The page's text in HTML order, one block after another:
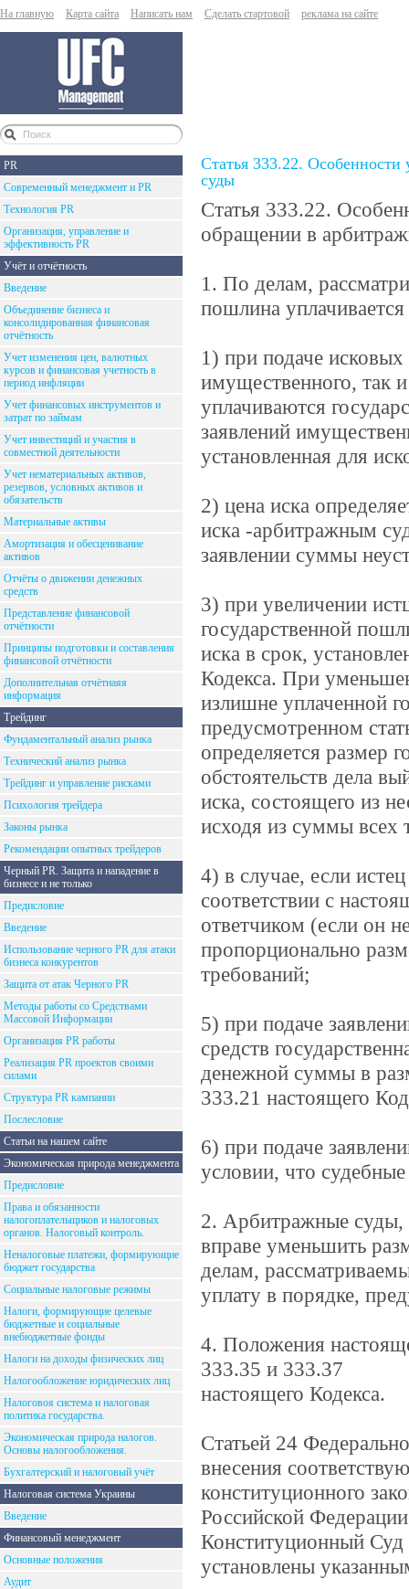
На главную Карта сайта Написать нам Сделать стартовой реклама на сайте
PR
Современный менеджмент и PR
Технология PR
Организация, управление и
эффективность PR
Учёт и отчётность
Введение
Объединение бизнеса и
консолидированная финансовая
отчётность
Учет изменения цен, валютных
курсов и финансовая учетность в
период инфляции
Учет финансовых инструментов и
затрат по займам
Учет инвестиций и участия в
совместной деятельности
Учет нематериальных активов,
резервов, условных активов и
обязательств
Материальные активы
Амортизация и обесценивание
активов
Отчёты о движении денежных
средств
Представление финансовой
отчётности
Принципы подготовки и составления
финансовой отчётности
Дополнительная отчётнаяя
информация
Трейдинг
Фундаментальный анализ рынка
Технический анализ рынка
Трейдинг и управление рисками
Психология трейдера
Законы рынка
Рекомендации опытных трейдеров
Черный PR. Защита и нападение в
бизнесе и не только
Предисловие
Введение
Использование черного PR для атаки
бизнеса конкурентов
Защита от атак Черного PR
Методы работы со Средствами
Массовой Информации
Организация PR работы
Реализация PR проектов своими
силами
Структура PR кампании
Послесловие
Статьи на нашем сайте
Экономическая природа менеджмента
Предисловие
Права и обязанности
налогоплательщиков и налоговых
органов. Налоговый контроль.
Неналоговые платежи, формирующие
бюджет государства
Социальные налоговые режимы
Налоги, формирующие целевые
бюджетные и социальные
внебюджетные фонды
Налоги на доходы физических лиц
Налогообложение юридических лиц
Налоговоя система и налоговая
политика государства.
Экономическая природа налогов.
Основы налогообложения.
Бухгалтерский и налоговый учёт
Налоговая система Украины
Введение
Финансовый менеджмент
Основные положения
Аудит
Статья 333.22.
суды
Статья 333.22.
обращении в
1. По делам,
пошлина
1) при подаче
имущественного, так
уплачиваются
заявлений
установленная для
2) цена иска
иска -арбитражным
заявлении суммы
3) при увеличении
государственной
иска в срок,
Кодекса. При
излишне уплаченной
предусмотренном
определяется размер
обстоятельств дела
иска, состоящего из
исходя из суммы всех
4) в случае, если
соответствии с
ответчиком (если он
пропорционально
требований;
5) при подаче
средств
денежной суммы в
333.21 настоящего
6) при подаче
условии, что
2. Арбитражные суды,
вправе уменьшить
делам,
уплату в порядке,
4. Положения
333.35 и 333.37
настоящего Кодекса.
Статьей 24
внесения
конституционного
Российской
Конституционный Суд
установлены